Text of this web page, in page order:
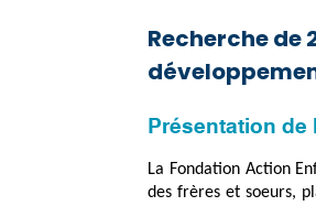
Recherche
Présentation de
La Fondation Action
des frères et soeurs,